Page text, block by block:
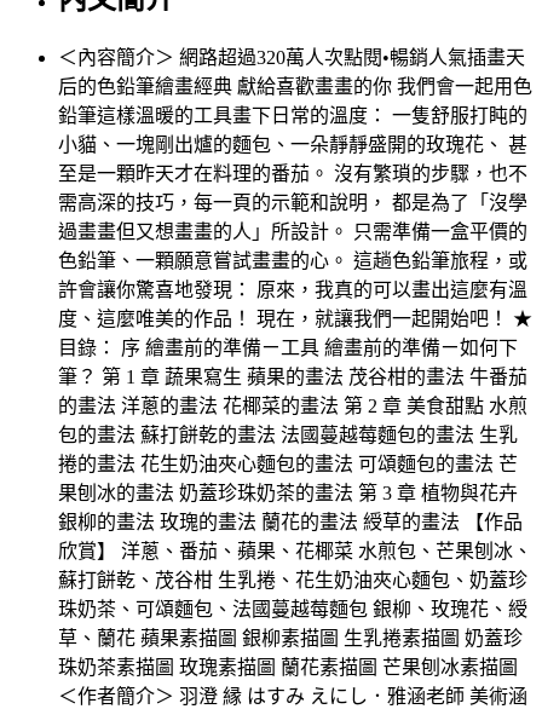
＜內容簡介＞ 網路超過320萬人次點閱•暢銷人氣插畫天
后的色鉛筆繪畫經典 獻給喜歡畫畫的你 我們會一起用色
鉛筆這樣溫暖的工具畫下日常的溫度： 一隻舒服打盹的
小貓、一塊剛出爐的麵包、一朵靜靜盛開的玫瑰花、 甚
至是一顆昨天才在料理的番茄。 沒有繁瑣的步驟，也不
需高深的技巧，每一頁的示範和說明， 都是為了「沒學
過畫畫但又想畫畫的人」所設計。 只需準備一盒平價的
色鉛筆、一顆願意嘗試畫畫的心。 這趟色鉛筆旅程，或
許會讓你驚喜地發現： 原來，我真的可以畫出這麼有溫
度、這麼唯美的作品！ 現在，就讓我們一起開始吧！ ★
目錄： 序 繪畫前的準備ㄧ工具 繪畫前的準備ㄧ如何下
筆？ 第 1 章 蔬果寫生 蘋果的畫法 茂谷柑的畫法 牛番茄
的畫法 洋蔥的畫法 花椰菜的畫法 第 2 章 美食甜點 水煎
包的畫法 蘇打餅乾的畫法 法國蔓越莓麵包的畫法 生乳
捲的畫法 花生奶油夾心麵包的畫法 可頌麵包的畫法 芒
果刨冰的畫法 奶蓋珍珠奶茶的畫法 第 3 章 植物與花卉
銀柳的畫法 玫瑰的畫法 蘭花的畫法 綬草的畫法 【作品
欣賞】 洋蔥、番茄、蘋果、花椰菜 水煎包、芒果刨冰、
蘇打餅乾、茂谷柑 生乳捲、花生奶油夾心麵包、奶蓋珍
珠奶茶、可頌麵包、法國蔓越莓麵包 銀柳、玫瑰花、綬
草、蘭花 蘋果素描圖 銀柳素描圖 生乳捲素描圖 奶蓋珍
珠奶茶素描圖 玫瑰素描圖 蘭花素描圖 芒果刨冰素描圖
＜作者簡介＞ 羽澄 縁 はすみ えにし．雅涵老師 美術涵